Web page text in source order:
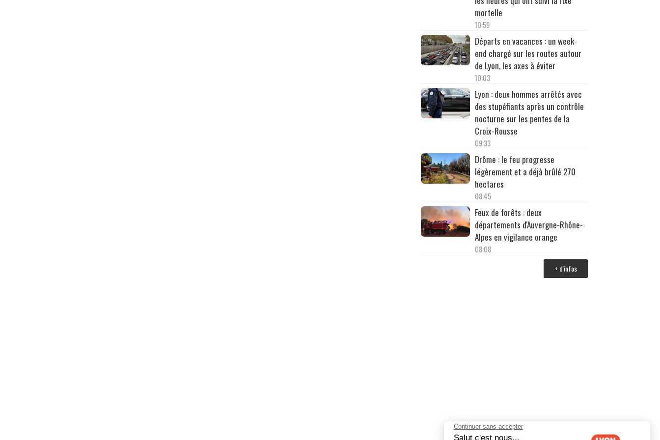
mortelle
10:59
Départs en vacances : un week-
end chargé sur les routes autour
de Lyon, les axes à éviter
10:03
Lyon : deux hommes arrêtés avec
des stupéfiants après un contrôle
nocturne sur les pentes de la
Croix-Rousse
09:33
Drôme : le feu progresse
légèrement et a déjà brûlé 270
hectares
08:45
Feux de forêts : deux
départements d'Auvergne-Rhône-
Alpes en vigilance orange
08:08
+ d'infos